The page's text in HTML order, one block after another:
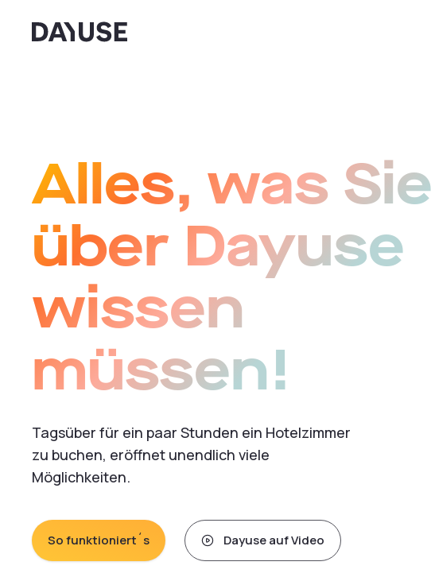
Dayuse
Alles, was Sie
über Dayuse
wissen
müssen!
Tagsüber für ein paar Stunden ein Hotelzimmer
zu buchen, eröffnet unendlich viele
Möglichkeiten.
So funktioniert´s Dayuse auf Video